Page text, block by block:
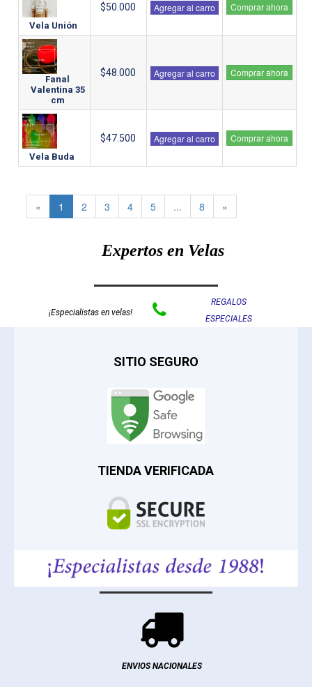
Vela Unión
$50.000 Agregar al carro Comprar ahora
Fanal
Valentina 35
cm
$48.000 Agregar al carro Comprar ahora
Vela Buda
$47.500 Agregar al carro Comprar ahora
« 1 2 3 4 5 ... 8 »
Expertos en Velas
¡Especialistas en velas! 
REGALOS
ESPECIALES
SITIO SEGURO
TIENDA VERIFICADA

ENVIOS NACIONALES